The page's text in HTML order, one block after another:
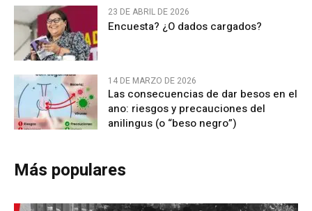
23 DE ABRIL DE 2026
Encuesta? ¿O dados cargados?
14 DE MARZO DE 2026
Las consecuencias de dar besos en el
ano: riesgos y precauciones del
anilingus (o “beso negro”)
Más populares